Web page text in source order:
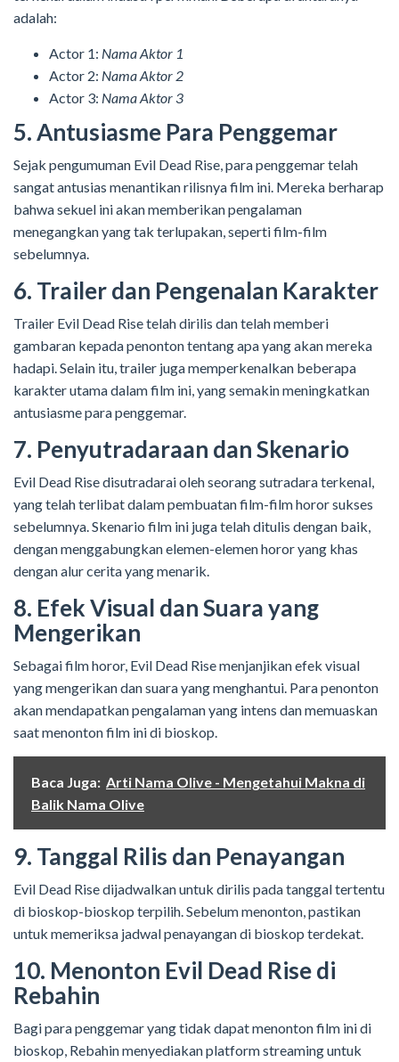
adalah:
Actor 1: Nama Aktor 1
Actor 2: Nama Aktor 2
Actor 3: Nama Aktor 3
5. Antusiasme Para Penggemar
Sejak pengumuman Evil Dead Rise, para penggemar telah
sangat antusias menantikan rilisnya film ini. Mereka berharap
bahwa sekuel ini akan memberikan pengalaman
menegangkan yang tak terlupakan, seperti film-film
sebelumnya.
6. Trailer dan Pengenalan Karakter
Trailer Evil Dead Rise telah dirilis dan telah memberi
gambaran kepada penonton tentang apa yang akan mereka
hadapi. Selain itu, trailer juga memperkenalkan beberapa
karakter utama dalam film ini, yang semakin meningkatkan
antusiasme para penggemar.
7. Penyutradaraan dan Skenario
Evil Dead Rise disutradarai oleh seorang sutradara terkenal,
yang telah terlibat dalam pembuatan film-film horor sukses
sebelumnya. Skenario film ini juga telah ditulis dengan baik,
dengan menggabungkan elemen-elemen horor yang khas
dengan alur cerita yang menarik.
8. Efek Visual dan Suara yang
Mengerikan
Sebagai film horor, Evil Dead Rise menjanjikan efek visual
yang mengerikan dan suara yang menghantui. Para penonton
akan mendapatkan pengalaman yang intens dan memuaskan
saat menonton film ini di bioskop.
Baca Juga: Arti Nama Olive - Mengetahui Makna di
Balik Nama Olive
9. Tanggal Rilis dan Penayangan
Evil Dead Rise dijadwalkan untuk dirilis pada tanggal tertentu
di bioskop-bioskop terpilih. Sebelum menonton, pastikan
untuk memeriksa jadwal penayangan di bioskop terdekat.
10. Menonton Evil Dead Rise di
Rebahin
Bagi para penggemar yang tidak dapat menonton film ini di
bioskop, Rebahin menyediakan platform streaming untuk